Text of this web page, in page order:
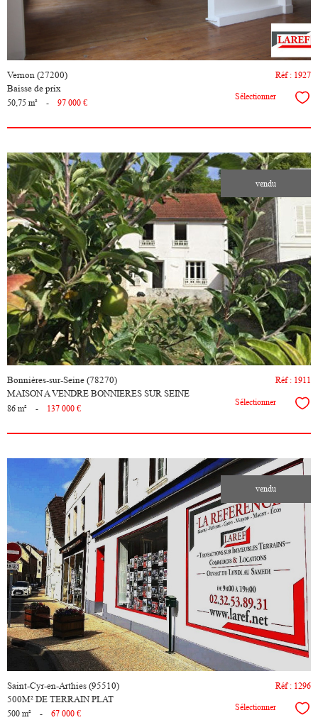
Vernon (27200)
Baisse de prix
Réf : 1927
50,75 m² - 97 000 €
Sélectionner
vendu
voir le
bien
Bonnières-sur-Seine (78270)
MAISON A VENDRE BONNIERES SUR SEINE
Réf : 1911
86 m² - 137 000 €
Sélectionner
vendu
voir le
bien
Saint-Cyr-en-Arthies (95510)
500M² DE TERRAIN PLAT
Réf : 1296
500 m² - 67 000 €
Sélectionner